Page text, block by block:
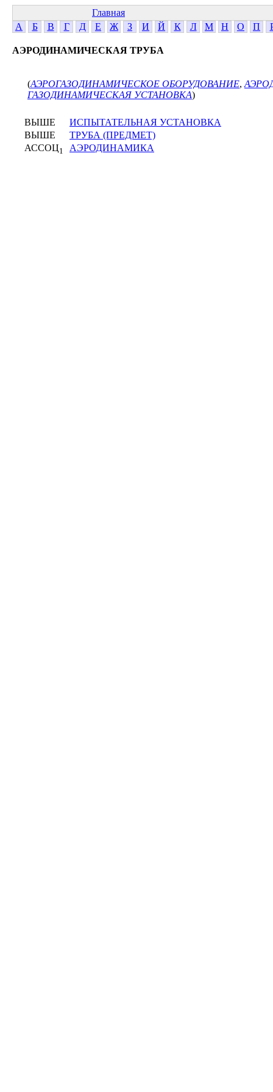
Главная
А
Б В Г Д Е Ж З И Й К Л М Н О П
АЭРОДИНАМИЧЕСКАЯ ТРУБА
(АЭРОГАЗОДИНАМИЧЕСКОЕ ОБОРУДОВАНИЕ,
ГАЗОДИНАМИЧЕСКАЯ УСТАНОВКА)
ВЫШЕ
ИСПЫТАТЕЛЬНАЯ УСТАНОВКА
ВЫШЕ
ТРУБА (ПРЕДМЕТ)
АССОЦ1 АЭРОДИНАМИКА